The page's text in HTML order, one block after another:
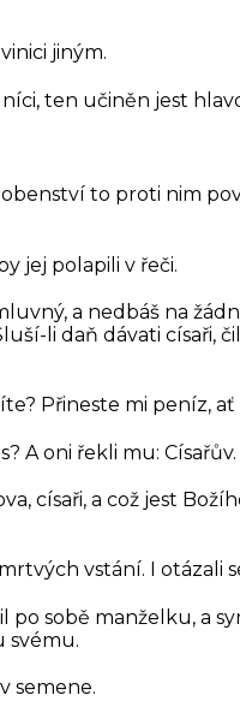
jiným.
ten učiněn jest
to proti nim
jej polapili v řeči.
a nedbáš na
li daň dávati císaři,
Přineste mi peníz,
A oni řekli mu: Císařův.
císaři, a což jest
vstání. I otázali
po sobě manželku, a
svému.
semene.